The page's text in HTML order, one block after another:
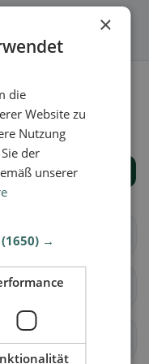
×
die
Website zu
Nutzung
der
unserer
(1650) →